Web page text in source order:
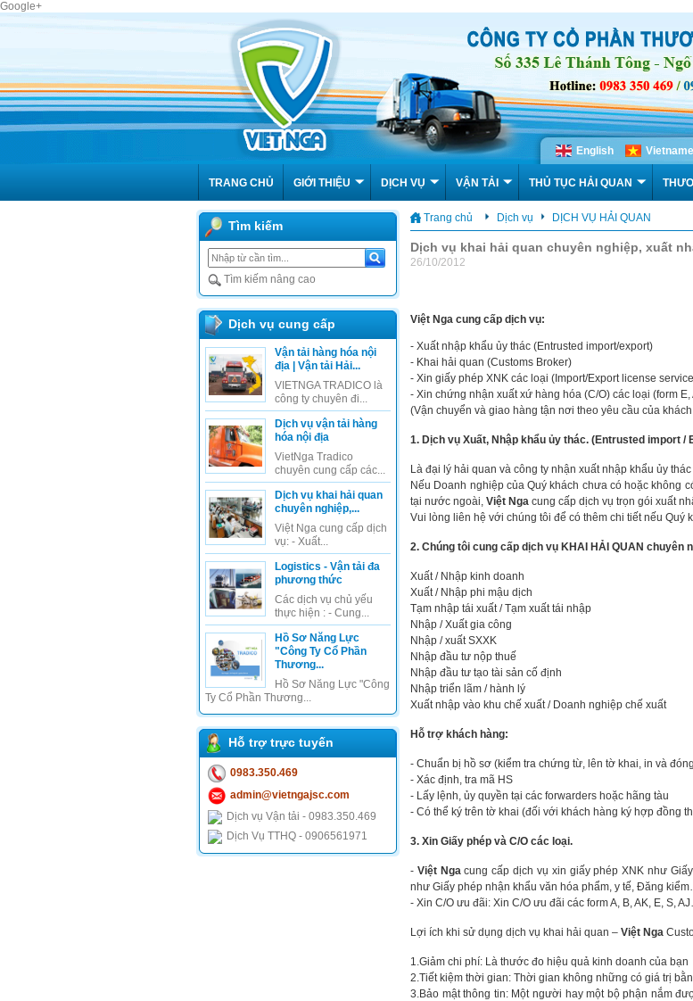
Google+
English
TRANG CHỦ GIỚI THIỆU DỊCH VỤ VẬN TẢI THỦ TỤC HẢI QUAN
Tìm kiếm
Tìm kiếm nâng cao
Dịch vụ cung cấp
Vận tải hàng hóa nội
địa | Vận tải Hải...
VIETNGA TRADICO là
công ty chuyên đi...
Dịch vụ vận tải hàng
hóa nội địa
VietNga Tradico
chuyên cung cấp các...
Dịch vụ khai hải quan
chuyên nghiệp,...
Việt Nga cung cấp dịch
vụ: - Xuất...
Logistics - Vận tải đa
phương thức
Các dịch vụ chủ yếu
thực hiện : - Cung...
Hồ Sơ Năng Lực
"Công Ty Cổ Phần
Thương...
Hồ Sơ Năng Lực "Công
Ty Cổ Phần Thương...
Hỗ trợ trực tuyến
0983.350.469
admin@vietngajsc.com
Dịch vụ Vận tải - 0983.350.469
Dịch Vụ TTHQ - 0906561971
Trang chủ Dịch vụ DỊCH VỤ HẢI QUAN
Dịch vụ khai hải quan chuyên nghiệp, xuất
26/10/2012
Việt Nga cung cấp dịch vụ:
- Xuất nhập khẩu ủy thác (Entrusted import/export)
- Khai hải quan (Customs Broker)
- Xin giấy phép XNK các loại (Import/Export license
- Xin chứng nhận xuất xứ hàng hóa (C/O) các loại (form
(Vận chuyển và giao hàng tận nơi theo yêu cầu của
1. Dịch vụ Xuất, Nhập khẩu ủy thác. (Entrusted import /
Là đại lý hải quan và công ty nhận xuất nhập khẩu ủy
Nếu Doanh nghiệp của Quý khách chưa có hoặc không
tại nước ngoài, Việt Nga cung cấp dịch vụ trọn gói xuất
Vui lòng liên hệ với chúng tôi để có thêm chi tiết nếu Quý
2. Chúng tôi cung cấp dịch vụ KHAI HẢI QUAN chuyên
Xuất / Nhập kinh doanh
Xuất / Nhập phi mậu dịch
Tạm nhập tái xuất / Tạm xuất tái nhập
Nhập / Xuất gia công
Nhập / xuất SXXK
Nhập đầu tư nộp thuế
Nhập đầu tư tạo tài sản cố định
Nhập triển lãm / hành lý
Xuất nhập vào khu chế xuất / Doanh nghiệp chế xuất
Hỗ trợ khách hàng:
- Chuẩn bị hồ sơ (kiểm tra chứng từ, lên tờ khai, in và
- Xác định, tra mã HS
- Lấy lệnh, ủy quyền tại các forwarders hoặc hãng tàu
- Có thể ký trên tờ khai (đối với khách hàng ký hợp đồng
3. Xin Giấy phép và C/O các loại.
- Việt Ngacung cấp dịch vụ xin giấy phép XNK như
như Giấy phép nhận khẩu văn hóa phẩm, y tế, Đăng
- Xin C/O ưu đãi: Xin C/O ưu đãi các form A, B, AK, E, S,
Lợi ích khi sử dụng dịch vụ khai hải quan – Việt Nga
1.Giảm chi phí: Là thước đo hiệu quả kinh doanh của bạn
2.Tiết kiệm thời gian: Thời gian không những có giá trị
3.Bảo mật thông tin: Một người hay một bộ phận nắm